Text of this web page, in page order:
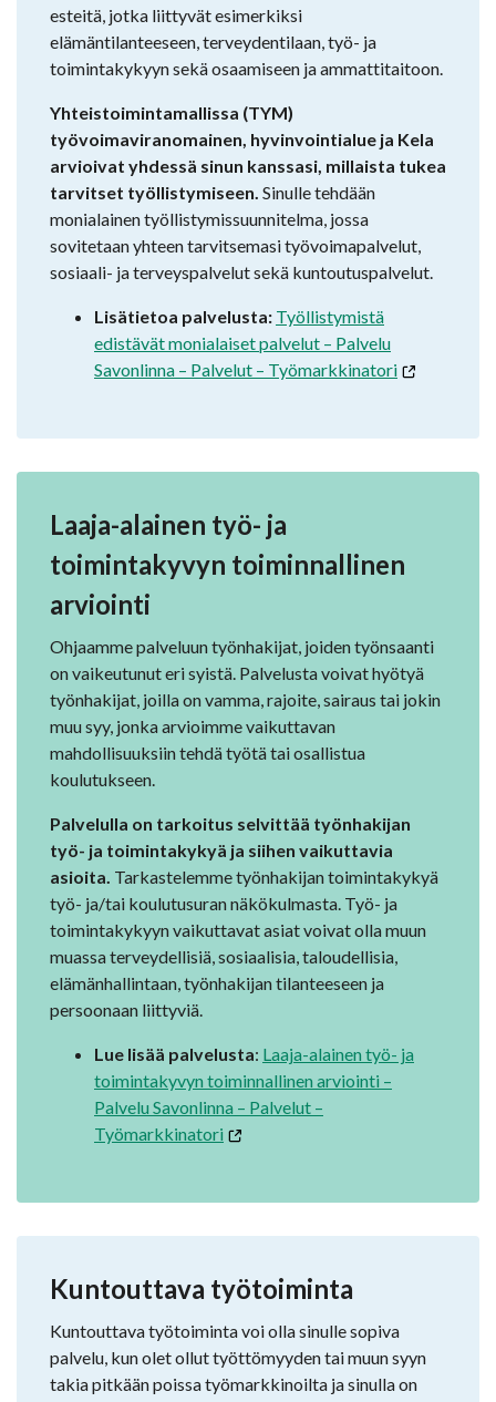
esteitä, jotka liittyvät esimerkiksi
elämäntilanteeseen, terveydentilaan, työ- ja
toimintakykyyn sekä osaamiseen ja ammattitaitoon.
Yhteistoimintamallissa (TYM)
työvoimaviranomainen, hyvinvointialue ja Kela
arvioivat yhdessä sinun kanssasi, millaista tukea
tarvitset työllistymiseen. Sinulle tehdään
monialainen työllistymissuunnitelma, jossa
sovitetaan yhteen tarvitsemasi työvoimapalvelut,
sosiaali- ja terveyspalvelut sekä kuntoutuspalvelut.
Lisätietoa palvelusta: Työllistymistä
edistävät monialaiset palvelut – Palvelu
Savonlinna – Palvelut – Työmarkkinatori
Laaja-alainen työ- ja
toimintakyvyn toiminnallinen
arviointi
Ohjaamme palveluun työnhakijat, joiden työnsaanti
on vaikeutunut eri syistä. Palvelusta voivat hyötyä
työnhakijat, joilla on vamma, rajoite, sairaus tai jokin
muu syy, jonka arvioimme vaikuttavan
mahdollisuuksiin tehdä työtä tai osallistua
koulutukseen.
Palvelulla on tarkoitus selvittää työnhakijan
työ- ja toimintakykyä ja siihen vaikuttavia
asioita. Tarkastelemme työnhakijan toimintakykyä
työ- ja/tai koulutusuran näkökulmasta. Työ- ja
toimintakykyyn vaikuttavat asiat voivat olla muun
muassa terveydellisiä, sosiaalisia, taloudellisia,
elämänhallintaan, työnhakijan tilanteeseen ja
persoonaan liittyviä.
Lue lisää palvelusta: Laaja-alainen työ- ja
toimintakyvyn toiminnallinen arviointi –
Palvelu Savonlinna – Palvelut –
Työmarkkinatori
Kuntouttava työtoiminta
Kuntouttava työtoiminta voi olla sinulle sopiva
palvelu, kun olet ollut työttömyyden tai muun syyn
takia pitkään poissa työmarkkinoilta ja sinulla on